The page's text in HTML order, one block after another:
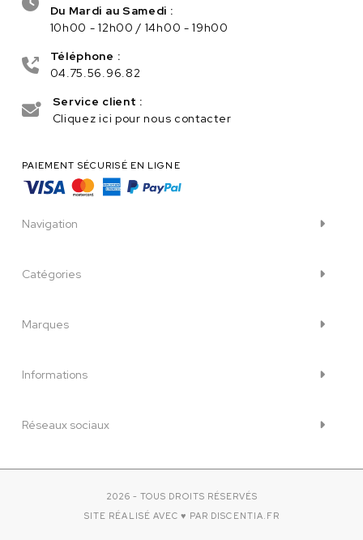
Du Mardi au Samedi :
10h00 - 12h00 / 14h00 - 19h00
Téléphone :
04.75.56.96.82
Service client :
Cliquez ici pour nous contacter
PAIEMENT SÉCURISÉ EN LIGNE
Navigation
Catégories
Marques
Informations
Réseaux sociaux
2026 - TOUS DROITS RÉSERVÉS
SITE RÉALISÉ AVEC ♥️ PAR DISCENTIA.FR